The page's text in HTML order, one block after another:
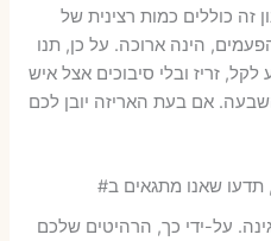
כוללים כמות רצינית של
הינה ארוכה. על כן, תנו
זריז ובלי סיבוכים אצל איש
אם בעת האריזה יובן לכם
תדעו שאנו מתגאים ב#
על-ידי כך, הרהיטים שלכם